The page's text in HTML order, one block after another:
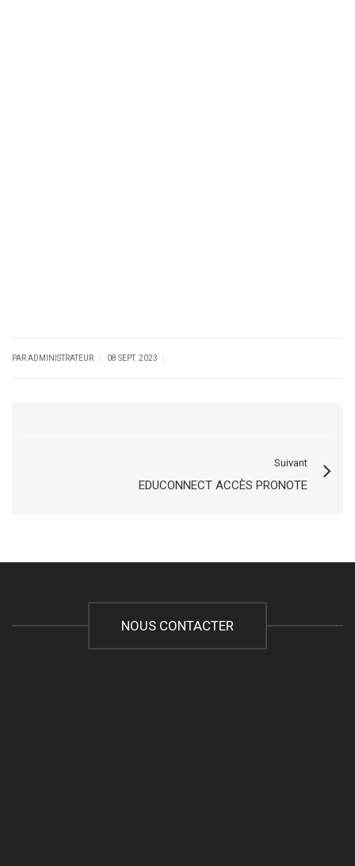
PAR ADMINISTRATEUR 08 SEPT. 2023
Suivant
EDUCONNECT ACCÈS PRONOTE
NOUS CONTACTER